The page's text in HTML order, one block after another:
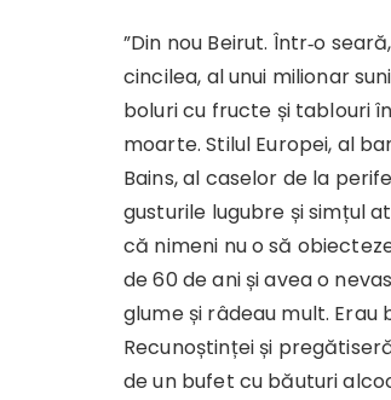
”Din nou Beirut. Într‐o
cincilea, al unui milionar
boluri cu fructe și tablouri
moarte. Stilul Europei, al
Bains, al caselor de la
gusturile lugubre și simțul
că nimeni nu o să
de 60 de ani și avea o
glume și râdeau mult. Erau
Recunoștinței și
de un bufet cu băuturi